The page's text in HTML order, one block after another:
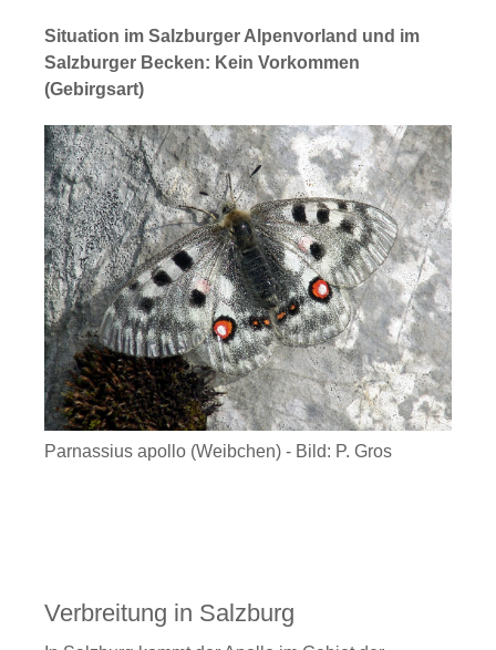
Situation im Salzburger Alpenvorland und im
Salzburger Becken: Kein Vorkommen
(Gebirgsart)
Parnassius apollo (Weibchen) - Bild: P. Gros
Verbreitung in Salzburg